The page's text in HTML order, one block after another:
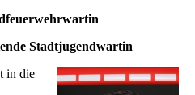
Stadtjugendwartin
in die